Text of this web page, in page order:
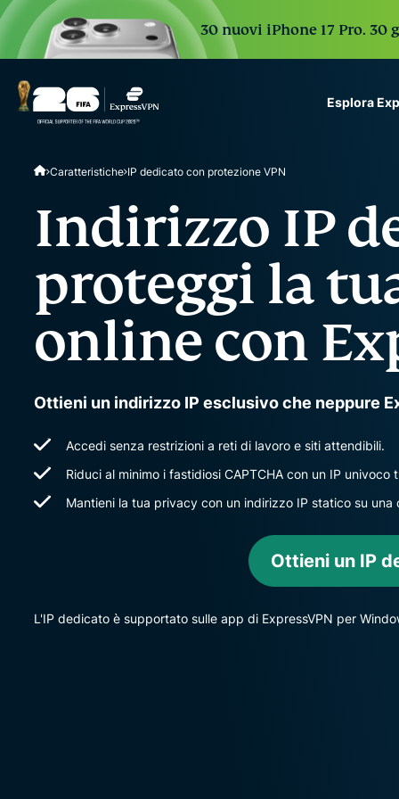
30 nuovi iPhone 17 Pro.
Esplora
VPN protection for
scale.
Caratteristiche IP dedicato con protezione VPN
Indirizzo IP
proteggi la
online con
Ottieni un indirizzo IP esclusivo che neppure
Accedi senza restrizioni a reti di lavoro e siti attendibili.
Riduci al minimo i fastidiosi CAPTCHA con un IP univoco
Mantieni la tua privacy con un indirizzo IP statico su una
Ottieni un IP
L'IP dedicato è supportato sulle app di ExpressVPN per